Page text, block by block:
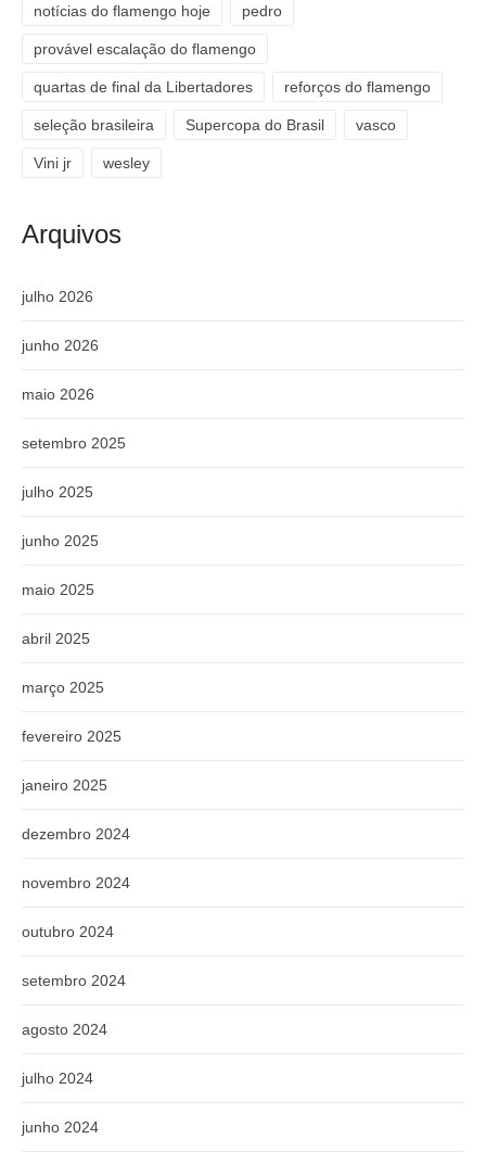
notícias do flamengo hoje pedro
provável escalação do flamengo
quartas de final da Libertadores reforços do flamengo
seleção brasileira Supercopa do Brasil vasco
Vini jr wesley
Arquivos
julho 2026
junho 2026
maio 2026
setembro 2025
julho 2025
junho 2025
maio 2025
abril 2025
março 2025
fevereiro 2025
janeiro 2025
dezembro 2024
novembro 2024
outubro 2024
setembro 2024
agosto 2024
julho 2024
junho 2024